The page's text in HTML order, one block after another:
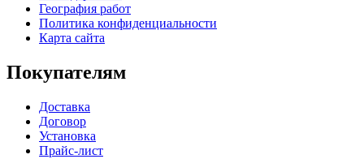
География работ
Политика конфиденциальности
Карта сайта
Покупателям
Доставка
Договор
Установка
Прайс-лист